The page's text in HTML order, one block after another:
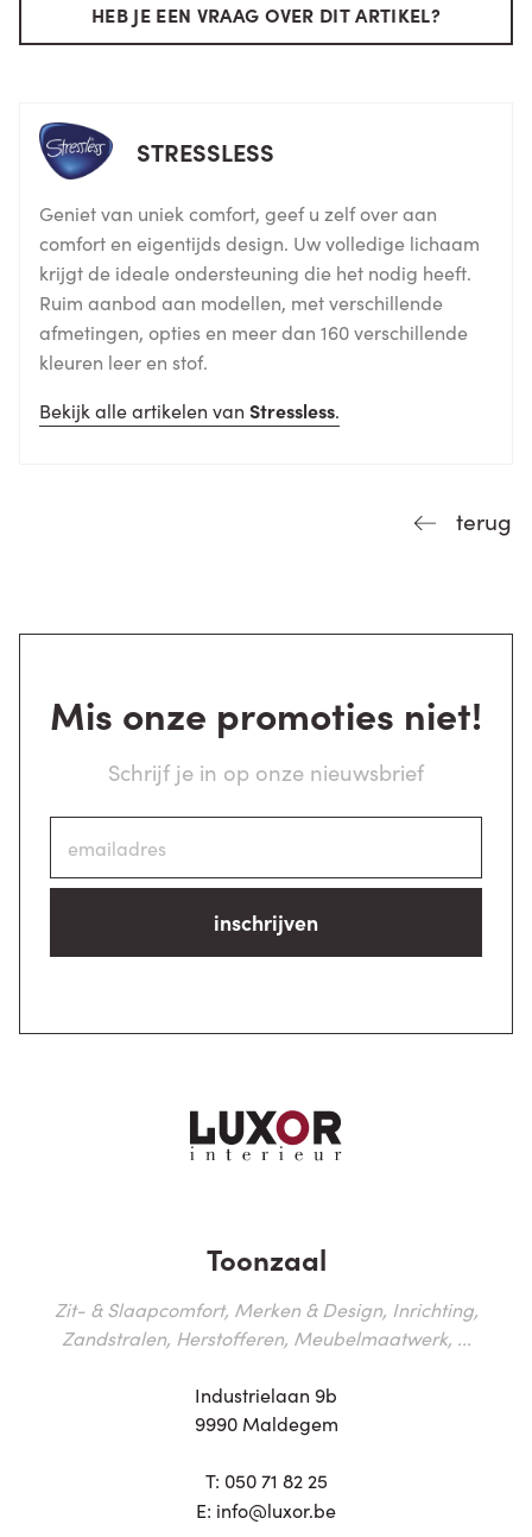
HEB JE EEN VRAAG OVER DIT ARTIKEL?
STRESSLESS
Geniet van uniek comfort, geef u zelf over aan
comfort en eigentijds design. Uw volledige lichaam
krijgt de ideale ondersteuning die het nodig heeft.
Ruim aanbod aan modellen, met verschillende
afmetingen, opties en meer dan 160 verschillende
kleuren leer en stof.
Bekijk alle artikelen van Stressless.
terug
Mis onze promoties niet!
Schrijf je in op onze nieuwsbrief
inschrijven
Toonzaal
Zit- & Slaapcomfort, Merken & Design, Inrichting,
Zandstralen, Herstofferen, Meubelmaatwerk, ...
Industrielaan 9b
9990 Maldegem
T: 050 71 82 25
E: info@luxor.be